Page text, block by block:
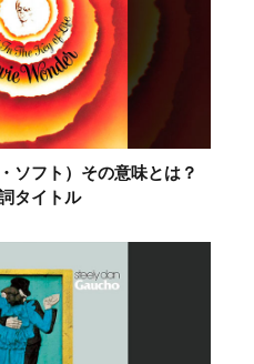
ソフト）その意味とは？
タイトル